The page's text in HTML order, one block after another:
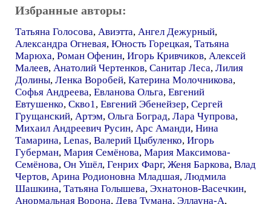
Избранные авторы:
Татьяна Голосова, Авиэтта, Ангел Дежурный,
Александра Огневая, Юность Горецкая, Татьяна
Марюха, Роман Офенин, Игорь Кривчиков, Алексей
Малеев, Анатолий Чертенков, Санитар Леса, Лилия
Долины, Ленка Воробей, Катерина Молочникова,
Софья Андреева, Евланова Ольга, Евгений
Евтушенко, Скво1, Евгений Эбенейзер, Сергей
Грущанский, Артэм, Ольга Боград, Лара Чупрова,
Михаил Андреевич Русин, Арс Аманди, Нина
Тамарина, Lenas, Валерий Цыбуленко, Игорь
Губерман, Мария Семёнова, Мария Максимова-
Семёнова, Он Ушёл, Генрих Фарг, Женя Баркова, Влад
Чертов, Арина Родионовна Младшая, Людмила
Шашкина, Татьяна Голышева, Эхнатонов-Васечкин,
Анормальная Ворона, Дева Тумана, Эллауна-А,